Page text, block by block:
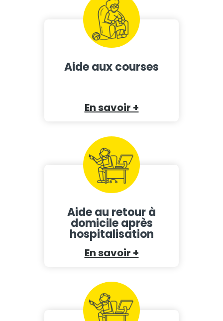
Aide aux courses
En savoir +
Aide au retour à
domicile après
hospitalisation
En savoir +